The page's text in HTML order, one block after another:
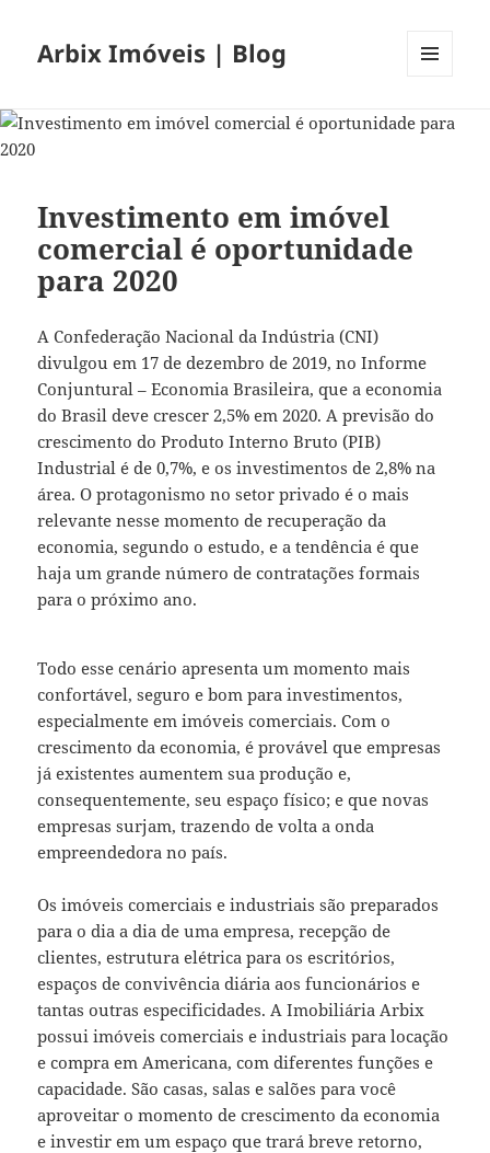
Arbix Imóveis | Blog
WIDGETS
Investimento em imóvel
comercial é oportunidade
para 2020
A Confederação Nacional da Indústria (CNI)
divulgou em 17 de dezembro de 2019, no Informe
Conjuntural – Economia Brasileira, que a economia
do Brasil deve crescer 2,5% em 2020. A previsão do
crescimento do Produto Interno Bruto (PIB)
Industrial é de 0,7%, e os investimentos de 2,8% na
área. O protagonismo no setor privado é o mais
relevante nesse momento de recuperação da
economia, segundo o estudo, e a tendência é que
haja um grande número de contratações formais
para o próximo ano.
Todo esse cenário apresenta um momento mais
confortável, seguro e bom para investimentos,
especialmente em imóveis comerciais. Com o
crescimento da economia, é provável que empresas
já existentes aumentem sua produção e,
consequentemente, seu espaço físico; e que novas
empresas surjam, trazendo de volta a onda
empreendedora no país.
Os imóveis comerciais e industriais são preparados
para o dia a dia de uma empresa, recepção de
clientes, estrutura elétrica para os escritórios,
espaços de convivência diária aos funcionários e
tantas outras especificidades. A Imobiliária Arbix
possui imóveis comerciais e industriais para locação
e compra em Americana, com diferentes funções e
capacidade. São casas, salas e salões para você
aproveitar o momento de crescimento da economia
e investir em um espaço que trará breve retorno,